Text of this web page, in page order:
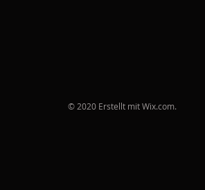
© 2020 Erstellt mitWix.com.